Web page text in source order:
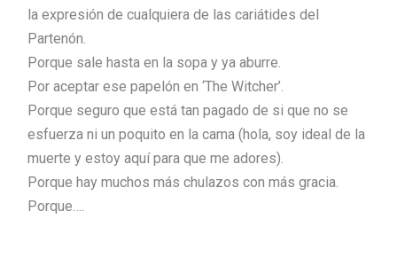
la expresión de cualquiera de las cariátides del
Partenón.
Porque sale hasta en la sopa y ya aburre.
Por aceptar ese papelón en ‘The Witcher’.
Porque seguro que está tan pagado de si que no se
esfuerza ni un poquito en la cama (hola, soy ideal de la
muerte y estoy aquí para que me adores).
Porque hay muchos más chulazos con más gracia.
Porque….